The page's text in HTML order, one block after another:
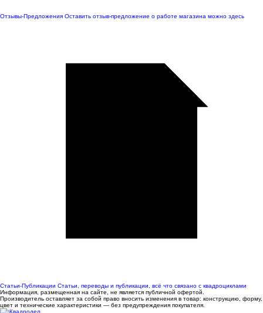
Отзывы-Предложения Оставить отзыв-предложение о работе магазина можно здесь
Статьи-Публикации Статьи, переводы и публикации, всё что связано с квадроциклами
Информация, размещенная на сайте, не является публичной офертой.
Производитель оставляет за собой право вносить изменения в товар: конструкцию, форму,
цвет и технические характеристики — без предупреждения покупателя.